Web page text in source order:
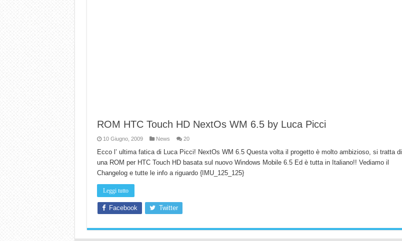
ROM HTC Touch HD NextOs WM 6.5 by Luca Picci
10 Giugno, 2009 News 20
Ecco l’ ultima fatica di Luca Picci! NextOs WM 6.5 Questa volta il progetto è molto ambizioso, si tratta di
una ROM per HTC Touch HD basata sul nuovo Windows Mobile 6.5 Ed è tutta in Italiano!! Vediamo il
Changelog e tutte le info a riguardo {IMU_125_125}
Leggi tutto
Facebook Twitter